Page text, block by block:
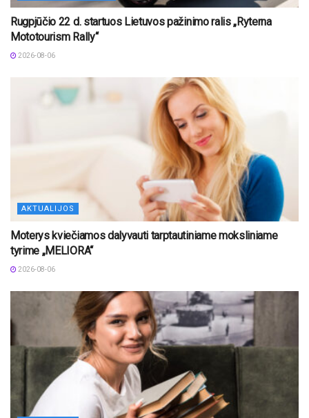
Rugpjūčio 22 d. startuos Lietuvos pažinimo ralis „Ryterna
Mototourism Rally“
2026-08-06
AKTUALIJOS
Moterys kviečiamos dalyvauti tarptautiniame moksliniame
tyrime „MELIORA“
2026-08-06